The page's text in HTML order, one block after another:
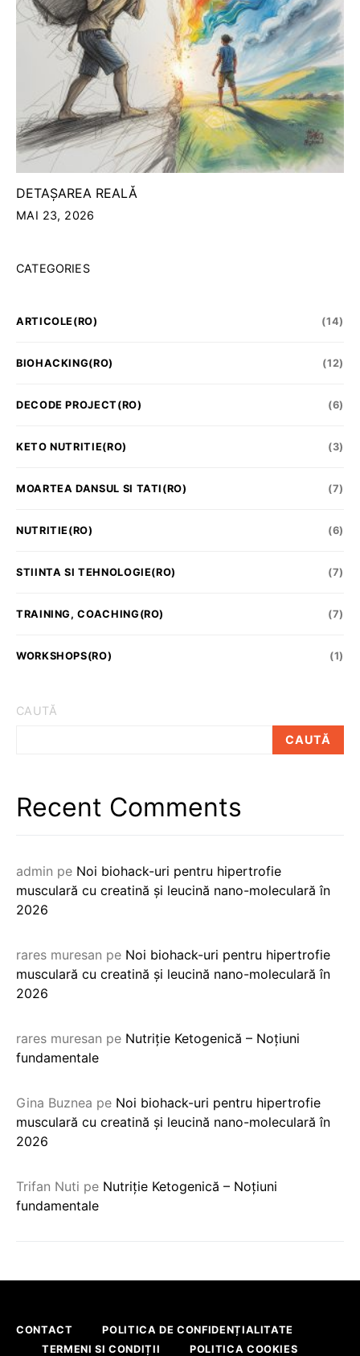
DETAȘAREA REALǍ
MAI 23, 2026
CATEGORIES
ARTICOLE(RO) (14)
BIOHACKING(RO) (12)
DECODE PROJECT(RO) (6)
KETO NUTRITIE(RO) (3)
MOARTEA DANSUL SI TATI(RO) (7)
NUTRITIE(RO) (6)
STIINTA SI TEHNOLOGIE(RO) (7)
TRAINING, COACHING(RO) (7)
WORKSHOPS(RO) (1)
CAUTĂ
CAUTĂ
Recent Comments
admin pe Noi biohack-uri pentru hipertrofie
musculară cu creatină și leucină nano-moleculară în
2026
rares muresan pe Noi biohack-uri pentru hipertrofie
musculară cu creatină și leucină nano-moleculară în
2026
rares muresan pe Nutriție Ketogenică – Noțiuni
fundamentale
Gina Buznea pe Noi biohack-uri pentru hipertrofie
musculară cu creatină și leucină nano-moleculară în
2026
Trifan Nuti pe Nutriție Ketogenică – Noțiuni
fundamentale
CONTACT
POLITICA DE CONFIDENȚIALITATE
TERMENI SI CONDIȚII
POLITICA COOKIES